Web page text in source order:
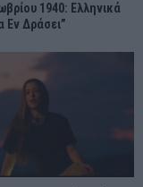
1940: Ελληνικά
Εν Δράσει”